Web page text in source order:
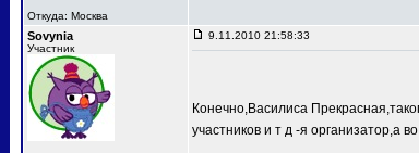
Откуда: Москва
Sovynia
Участник
9.11.2010 21:58:33
Конечно,Василиса
участников и т д -я организатор,а